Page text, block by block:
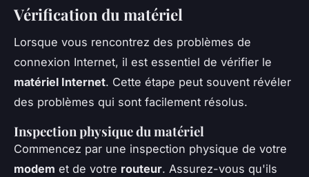
Vérification du matériel
Lorsque vous rencontrez des problèmes de
connexion Internet, il est essentiel de vérifier le
matériel Internet. Cette étape peut souvent révéler
des problèmes qui sont facilement résolus.
Inspection physique du matériel
Commencez par une inspection physique de votre
modem et de votre routeur. Assurez-vous qu'ils